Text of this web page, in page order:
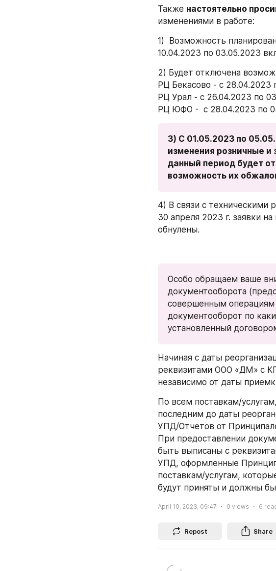
Также настоятельно
изменениями в работе:
1)  Возможность
10.04.2023 по 03.05.2023
2) Будет отключена
РЦ Бекасово - с 28.04.2023
РЦ Урал - с 26.04.2023 по
РЦ ЮФО -  с 28.04.2023 по
3) С 01.05.2023 по
изменения розничные
данный период будет
возможность их
4) В связи с техническими
30 апреля 2023 г. заявки
обнулены.
Особо обращаем ваше
документооборота
совершенным операциям
документооборот по
установленный
Начиная с даты
реквизитами ООО «ДМ» с
независимо от даты
По всем поставкам/
последним до даты
УПД/Отчетов от
При предоставлении
быть выписаны с
УПД, оформленные
поставкам/услугам,
будут приняты и должны
April 10, 2023, 09:47 0 views 6
Repost Share